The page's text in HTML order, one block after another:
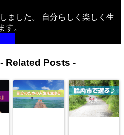
ました。 自分らしく楽しく生
す。
Related Posts -